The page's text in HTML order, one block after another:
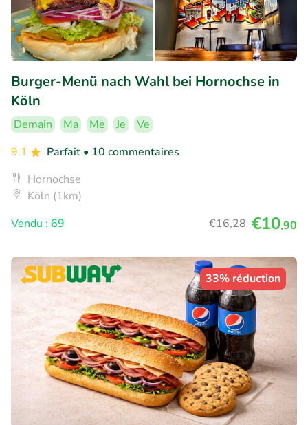
Burger-Menü nach Wahl bei Hornochse in
Köln
Demain Ma Me Je
Ve
9.1
Parfait • 10 commentaires
Hornochse
Köln (1km)
Vendu : 69
€16,28 €10,90
33% réduction